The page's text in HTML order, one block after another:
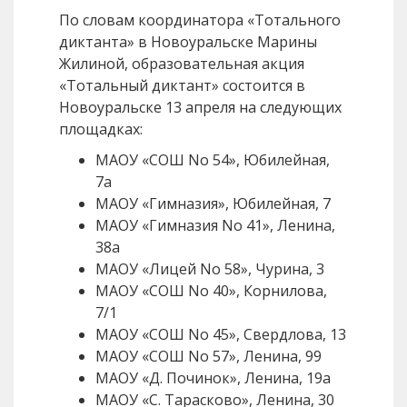
По словам координатора «Тотального
диктанта» в Новоуральске Марины
Жилиной, образовательная акция
«Тотальный диктант» состоится в
Новоуральске 13 апреля на следующих
площадках:
МАОУ «СОШ No 54», Юбилейная,
7а
МАОУ «Гимназия», Юбилейная, 7
МАОУ «Гимназия No 41», Ленина,
38а
МАОУ «Лицей No 58», Чурина, 3
МАОУ «СОШ No 40», Корнилова,
7/1
МАОУ «СОШ No 45», Свердлова, 13
МАОУ «СОШ No 57», Ленина, 99
МАОУ «Д. Починок», Ленина, 19а
МАОУ «С. Тарасково», Ленина, 30